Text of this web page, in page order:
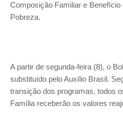
Composição Familiar e
Pobreza.
A partir de segunda-feira (8), o
substituído pelo Auxílio Brasil.
transição dos programas, todos
Família receberão os valores